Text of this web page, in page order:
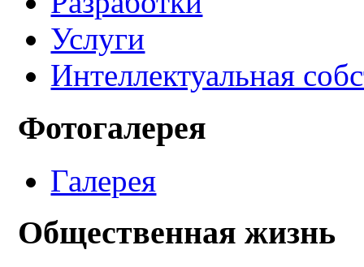
Услуги
Интеллектуальная
Фотогалерея
Галерея
Общественная жизнь